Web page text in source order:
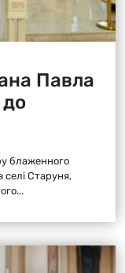
Павла
до
блаженного
Старуня,